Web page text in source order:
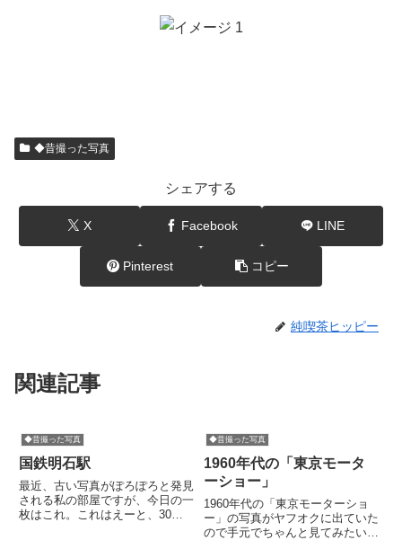
◆昔撮った写真
シェアする
X Facebook LINE
Pinterest コピー
純喫茶ヒッピー
関連記事
◆昔撮った写真
国鉄明石駅
最近、古い写真がぽろぽろと発見
される私の部屋ですが、今日の一
枚はこれ。これはえーと、30年
◆昔撮った写真
1960年代の「東京モータ
ーショー」
1960年代の「東京モーターショ
ー」の写真がヤフオクに出ていた
ので手元でちゃんと見てみたいと